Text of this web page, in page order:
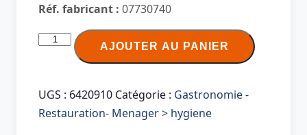
Réf. fabricant : 07730740
quantité
Papier
toilette
AJOUTER AU PANIER
UGS : 6420910 Catégorie : Gastronomie -
Restauration- Menager > hygiene